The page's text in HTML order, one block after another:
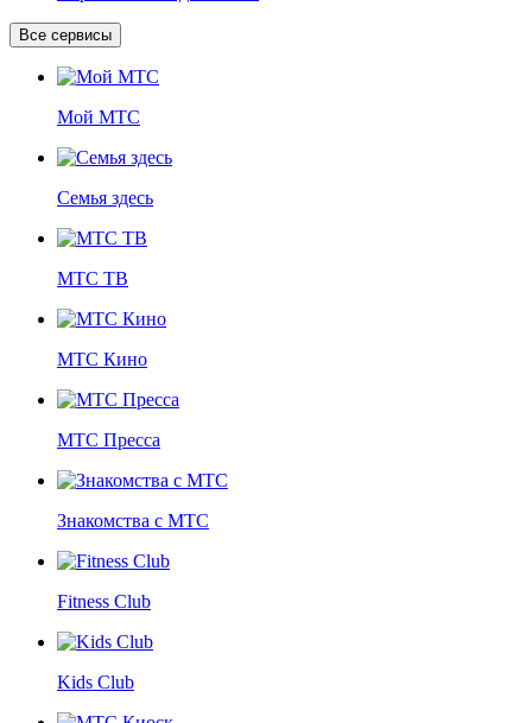
Все сервисы
Мой МТС
Семья здесь
МТС ТВ
МТС Кино
МТС Пресса
Знакомства с МТС
Fitness Club
Kids Club